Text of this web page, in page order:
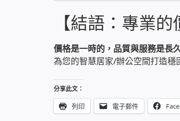
【結語：專業的
價格是一時的，品質與服務是長
為您的智慧居家/辦公空間打造穩
分享此文：
列印 電子郵件